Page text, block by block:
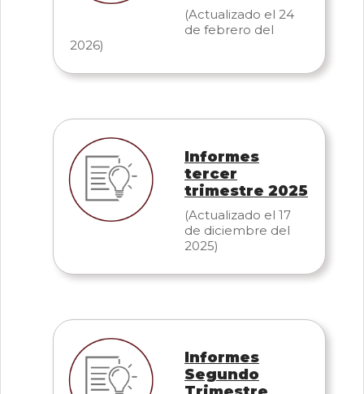
(Actualizado el 24
de febrero del
2026)
Informes
tercer
trimestre 2025
(Actualizado el 17
de diciembre del
2025)
Informes
Segundo